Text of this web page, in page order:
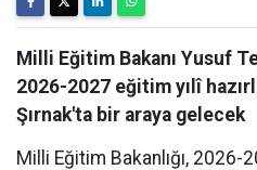
Milli Eğitim Bakanı Yusuf
2026-2027 eğitim yılî
Şırnak'ta bir araya gelecek
Milli Eğitim Bakanlığı, 2026-